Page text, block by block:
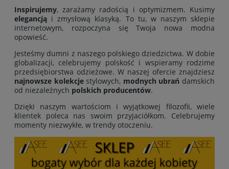
Inspirujemy, zarażamy radością i optymizmem. Kusimy
elegancją i zmysłową klasyką. To tu, w naszym sklepie
internetowym, rozpoczyna się Twoja nowa modna
opowieść.
Jesteśmy dumni z naszego polskiego dziedzictwa. W dobie
globalizacji, celebrujemy polskość i wspieramy rodzime
przedsiębiorstwa odzieżowe. W naszej ofercie znajdziesz
najnowsze kolekcjestylowych, modnych ubrań damskich
od niezależnych polskich producentów.
Dzięki naszym wartościom i wyjątkowej filozofii, wiele
klientek poleca nas swoim przyjaciółkom. Celebrujemy
momenty niezwykłe, w trendy otoczeniu.